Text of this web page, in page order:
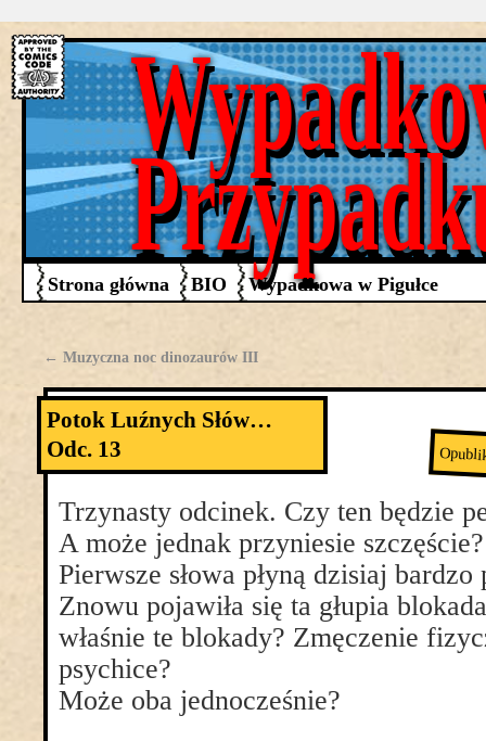
Strona główna BIO Wypadkowa w Pigułce
← Muzyczna noc dinozaurów III
Potok Luźnych Słów…
Odc. 13
Trzynasty odcinek. Czy ten będzie
A może jednak przyniesie szczęście?
Pierwsze słowa płyną dzisiaj
Znowu pojawiła się ta głupia
właśnie te blokady? Zmęczenie
psychice?
Może oba jednocześnie?